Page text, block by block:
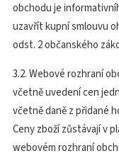
obchodu je
uzavřít kupní smlouvu
odst. 2 občanského
3.2. Webové rozhraní
včetně uvedení cen
včetně daně z přidané
Ceny zboží zůstávají v
webovém rozhraní